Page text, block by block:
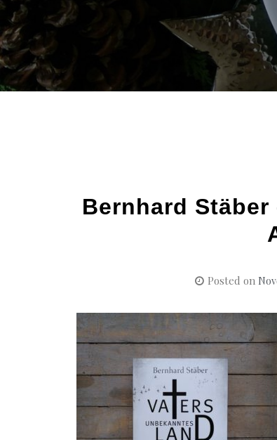
Bernhard
Posted on